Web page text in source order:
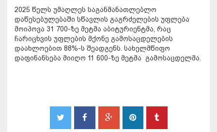
2025 წელს უმაღლეს საგანმანათლებლო
დაწესებულებაში სწავლის გაგრძელების უფლება
მოიპოვა 31 700-ზე მეტმა აბიტურიენტმა, რაც
ჩარიცხვის უფლების მქონე გამოსაცდელების
დაახლოებით 88%-ს შეადგენს. სახელმწიფო
დაფინანსება მიიღო 11 600-ზე მეტმა გამოსაცდელმა.